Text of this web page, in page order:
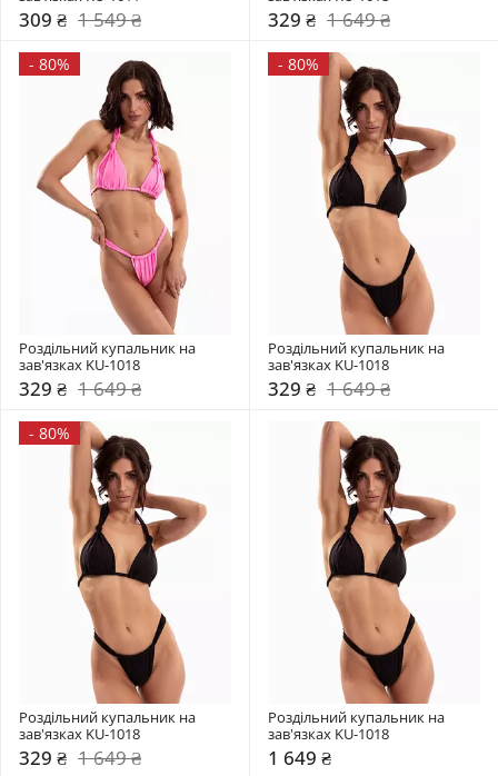
309 ₴ 1 549 ₴ 329 ₴ 1 649 ₴
- 80%
Роздільний купальник на
зав'язках KU-1018
329 ₴ 1 649 ₴
- 80%
Роздільний купальник на
зав'язках KU-1018
329 ₴ 1 649 ₴
- 80%
Роздільний купальник на
зав'язках KU-1018
329 ₴ 1 649 ₴
Роздільний купальник на
зав'язках KU-1018
1 649 ₴